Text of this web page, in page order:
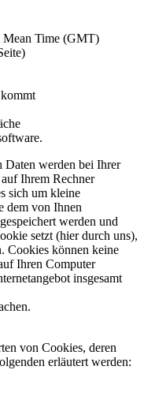
Mean Time (GMT)
Daten werden bei Ihrer
Ihrem Rechner
sich um kleine
dem von Ihnen
werden und
setzt (hier durch uns),
Cookies können keine
Ihren Computer
insgesamt
von Cookies, deren
erläutert werden: